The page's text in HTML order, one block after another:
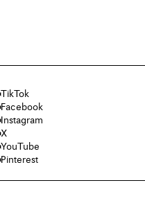
TikTok
Facebook
Instagram
X
YouTube
Pinterest